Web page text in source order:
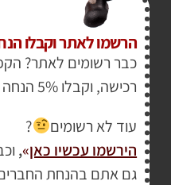
₪140.00
הרשמו לאתר וקבלו
כבר רשומים לאתר?
רכישה, וקבלו 5% הנחה על כל עגלת הקניות.
עוד לא רשומים
?
הירשמו עכשיו כאן»
,
גם אתם בהנחת